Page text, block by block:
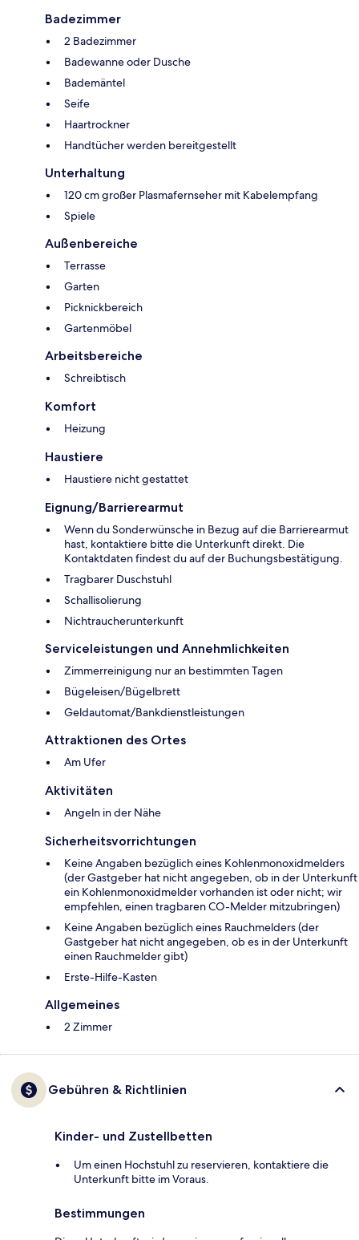
Badezimmer
2 Badezimmer
Badewanne oder Dusche
Bademäntel
Seife
Haartrockner
Handtücher werden bereitgestellt
Unterhaltung
120 cm großer Plasmafernseher mit Kabelempfang
Spiele
Außenbereiche
Terrasse
Garten
Picknickbereich
Gartenmöbel
Arbeitsbereiche
Schreibtisch
Komfort
Heizung
Haustiere
Haustiere nicht gestattet
Eignung/Barrierearmut
Wenn du Sonderwünsche in Bezug auf die Barrierearmut
hast, kontaktiere bitte die Unterkunft direkt. Die
Kontaktdaten findest du auf der Buchungsbestätigung.
Tragbarer Duschstuhl
Schallisolierung
Nichtraucherunterkunft
Serviceleistungen und Annehmlichkeiten
Zimmerreinigung nur an bestimmten Tagen
Bügeleisen/Bügelbrett
Geldautomat/Bankdienstleistungen
Attraktionen des Ortes
Am Ufer
Aktivitäten
Angeln in der Nähe
Sicherheitsvorrichtungen
Keine Angaben bezüglich eines Kohlenmonoxidmelders
(der Gastgeber hat nicht angegeben, ob in der Unterkunft
ein Kohlenmonoxidmelder vorhanden ist oder nicht; wir
empfehlen, einen tragbaren CO-Melder mitzubringen)
Keine Angaben bezüglich eines Rauchmelders (der
Gastgeber hat nicht angegeben, ob es in der Unterkunft
einen Rauchmelder gibt)
Ers­te-Hil­fe-Kas­ten
Allgemeines
2 Zimmer
Gebühren & Richtlinien
Kinder- und Zustellbetten
Um einen Hochstuhl zu reservieren, kontaktiere die
Unterkunft bitte im Voraus.
Bestimmungen